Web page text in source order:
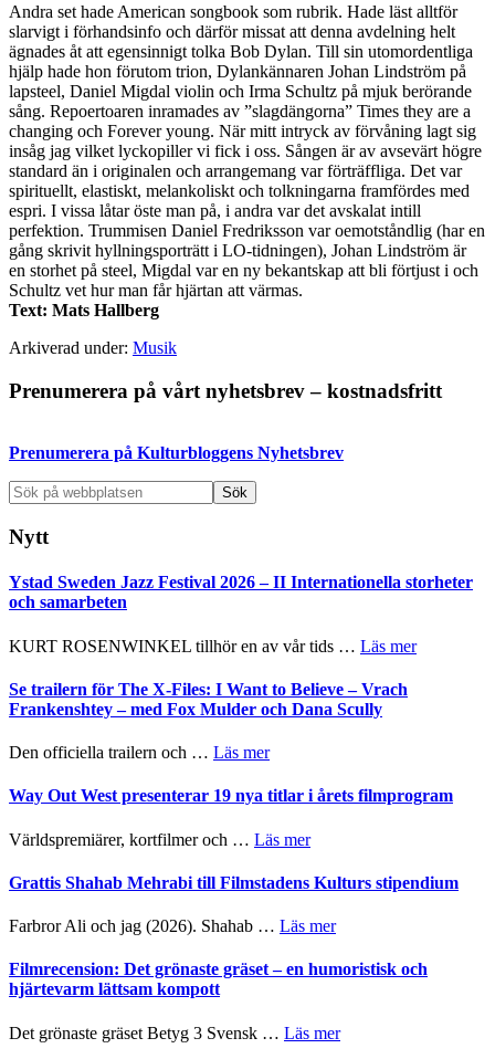
Andra set hade American songbook som rubrik. Hade läst alltför
slarvigt i förhandsinfo och därför missat att denna avdelning helt
ägnades åt att egensinnigt tolka Bob Dylan. Till sin utomordentliga
hjälp hade hon förutom trion, Dylankännaren Johan Lindström på
lapsteel, Daniel Migdal violin och Irma Schultz på mjuk berörande
sång. Repoertoaren inramades av ”slagdängorna” Times they are a
changing och Forever young. När mitt intryck av förvåning lagt sig
insåg jag vilket lyckopiller vi fick i oss. Sången är av avsevärt högre
standard än i originalen och arrangemang var förträffliga. Det var
spirituellt, elastiskt, melankoliskt och tolkningarna framfördes med
espri. I vissa låtar öste man på, i andra var det avskalat intill
perfektion. Trummisen Daniel Fredriksson var oemotståndlig (har en
gång skrivit hyllningsporträtt i LO-tidningen), Johan Lindström är
en storhet på steel, Migdal var en ny bekantskap att bli förtjust i och
Schultz vet hur man får hjärtan att värmas.
Text: Mats Hallberg
Arkiverad under: Musik
Primärt
Prenumerera på vårt nyhetsbrev – kostnadsfritt
Prenumerera på Kulturbloggens Nyhetsbrev
Sök
på
webbplatsen
Nytt
Ystad Sweden Jazz Festival 2026 – II Internationella storheter
och samarbeten
KURT ROSENWINKEL tillhör en av vår tids … Läs merom
Se trailern för The X-Files: I Want to Believe – Vrach
Frankenshtey – med Fox Mulder och Dana Scully
Den officiella trailern och … Läs merom
trailern
The
X-
I
to
–
Way Out West presenterar 19 nya titlar i årets filmprogram
Världspremiärer, kortfilmer och … Läs merom
Out
19
titlar
filmprogram
Grattis Shahab Mehrabi till Filmstadens Kulturs stipendium
Farbror Ali och jag (2026). Shahab … Läs merom
Shahab
Kulturs
Filmrecension: Det grönaste gräset – en humoristisk och
hjärtevarm lättsam kompott
Det grönaste gräset Betyg 3 Svensk … Läs merom